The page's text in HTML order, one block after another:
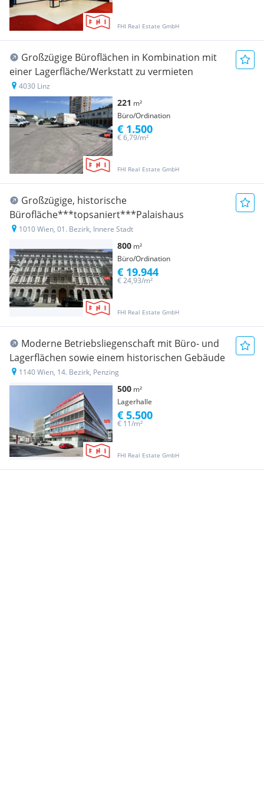
FHI Real Estate GmbH
Großzügige Büroflächen in Kombination mit
einer Lagerfläche/Werkstatt zu vermieten
4030 Linz
221 m²
Büro/Ordination
FHI Real Estate GmbH
€ 6,79/m²
€ 1.500
Großzügige, historische
Bürofläche***topsaniert***Palaishaus
1010 Wien, 01. Bezirk, Innere Stadt
800 m²
Büro/Ordination
FHI Real Estate GmbH
€ 24,93/m²
€ 19.944
Moderne Betriebsliegenschaft mit Büro- und
Lagerflächen sowie einem historischen Gebäude
1140 Wien, 14. Bezirk, Penzing
500 m²
Lagerhalle
FHI Real Estate GmbH
€ 11/m²
€ 5.500